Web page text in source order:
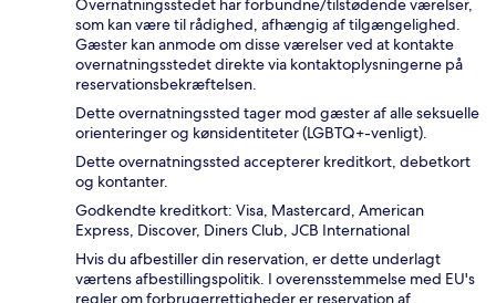
Overnatningsstedet har forbundne/tilstødende værelser,
som kan være til rådighed, afhængig af tilgængelighed.
Gæster kan anmode om disse værelser ved at kontakte
overnatningsstedet direkte via kontaktoplysningerne på
reservationsbekræftelsen.
Dette overnatningssted tager mod gæster af alle seksuelle
orienteringer og kønsidentiteter (LGBTQ+-venligt).
Dette overnatningssted accepterer kreditkort, debetkort
og kontanter.
Godkendte kreditkort: Visa, Mastercard, American
Express, Discover, Diners Club, JCB International
Hvis du afbestiller din reservation, er dette underlagt
værtens afbestillingspolitik. I overensstemmelse med EU's
regler om forbrugerrettigheder er reservation af